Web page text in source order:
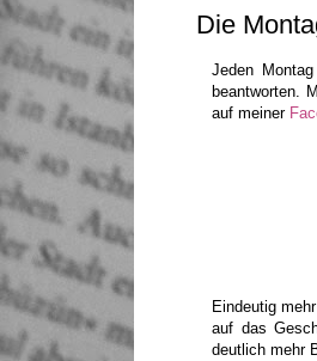
Die
Jeden
beantworten.
auf meiner
Eindeutig
auf das
deutlich mehr